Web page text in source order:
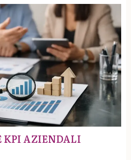
KPI AZIENDALI